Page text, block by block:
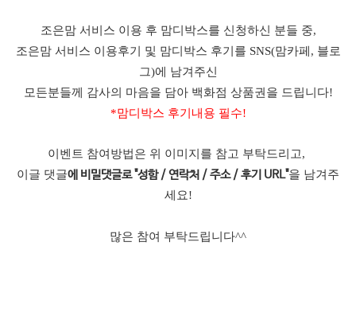
조은맘 서비스 이용 후 맘디박스를 신청하신 분들 중,
조은맘 서비스 이용후기 및 맘디박스 후기를 SNS(맘카페, 블로
그)에 남겨주신
모든분들께 감사의 마음을 담아 백화점 상품권을 드립니다!
*맘디박스 후기내용 필수!
이벤트 참여방법은 위 이미지를 참고 부탁드리고,
이글 댓글에 비밀댓글로 "성함 / 연락처 / 주소 / 후기 URL"을 남겨주
세요!
많은 참여 부탁드립니다^^